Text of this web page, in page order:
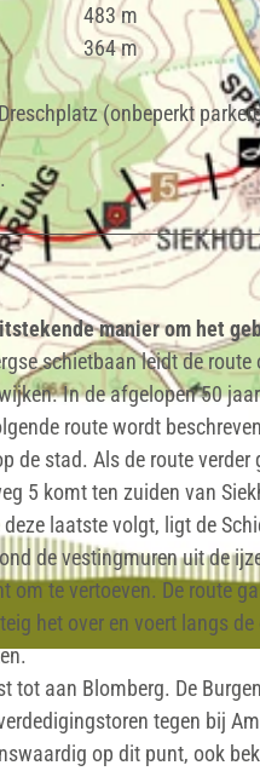
483 m
364 m
(onbeperkt
manier om het
schietbaan leidt de
In de afgelopen 50
route wordt
de stad. Als de route
5 komt ten zuiden van
laatste volgt, ligt de
de vestingmuren uit de
te vertoeven. De route
het over en voert langs
tot aan Blomberg. De
tegen bij
op dit punt, ook